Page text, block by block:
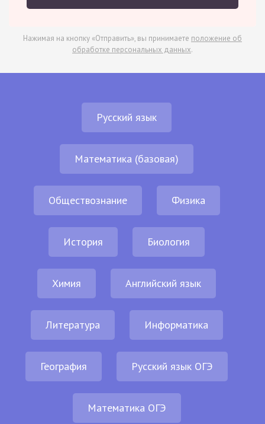
Нажимая на кнопку «Отправить», вы принимаете положение об
обработке персональных данных.
Русский язык
Математика (базовая)
Обществознание Физика
История Биология
Химия Английский язык
Литература Информатика
География Русский язык ОГЭ
Математика ОГЭ